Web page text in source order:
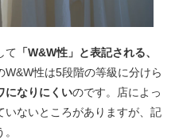
て 「W&W性」と表記される、
W&W性は5段階の等級に分けら
になりにくいのです。店によっ
いないところがありますが、記